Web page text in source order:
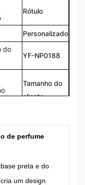
Rótulo
Personalizado
do
YF-NP0188
Tamanho do
cliente
personalizado
de perfume
preta e do
um design